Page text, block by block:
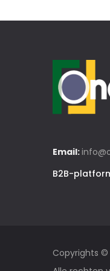
Email:
B2B-
Copyrights ©